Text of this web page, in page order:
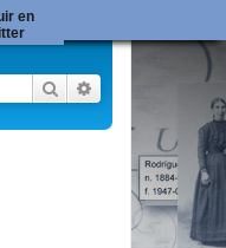
Buscar Búsqueda